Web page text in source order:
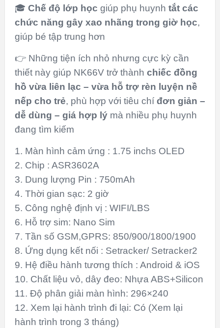
🎓 Chế độ lớp học giúp phụ huynh tắt các
chức năng gây xao nhãng trong giờ học,
giúp bé tập trung hơn
👉 Những tiện ích nhỏ nhưng cực kỳ cần
thiết này giúp NK66V trở thành chiếc đồng
hồ vừa liên lạc – vừa hỗ trợ rèn luyện nề
nếp cho trẻ, phù hợp với tiêu chí đơn giản –
dễ dùng – giá hợp lýmà nhiều phụ huynh
đang tìm kiếm
1. Màn hình cảm ứng : 1.75 inchs OLED
2. Chip : ASR3602A
3. Dung lượng Pin : 750mAh
4. Thời gian sạc: 2 giờ
5. Công nghệ định vị : WIFI/LBS
6. Hỗ trợ sim: Nano Sim
7. Tần số GSM,GPRS: 850/900/1800/1900
8. Ứng dụng kết nối : Setracker/ Setracker2
9. Hệ điều hành tương thích : Android & iOS
10. Chất liệu vỏ, dây đeo: Nhựa ABS+Silicon
11. Độ phân giải màn hình: 296×240
12. Xem lại hành trình đi lại: Có (Xem lại
hành trình trong 3 tháng)